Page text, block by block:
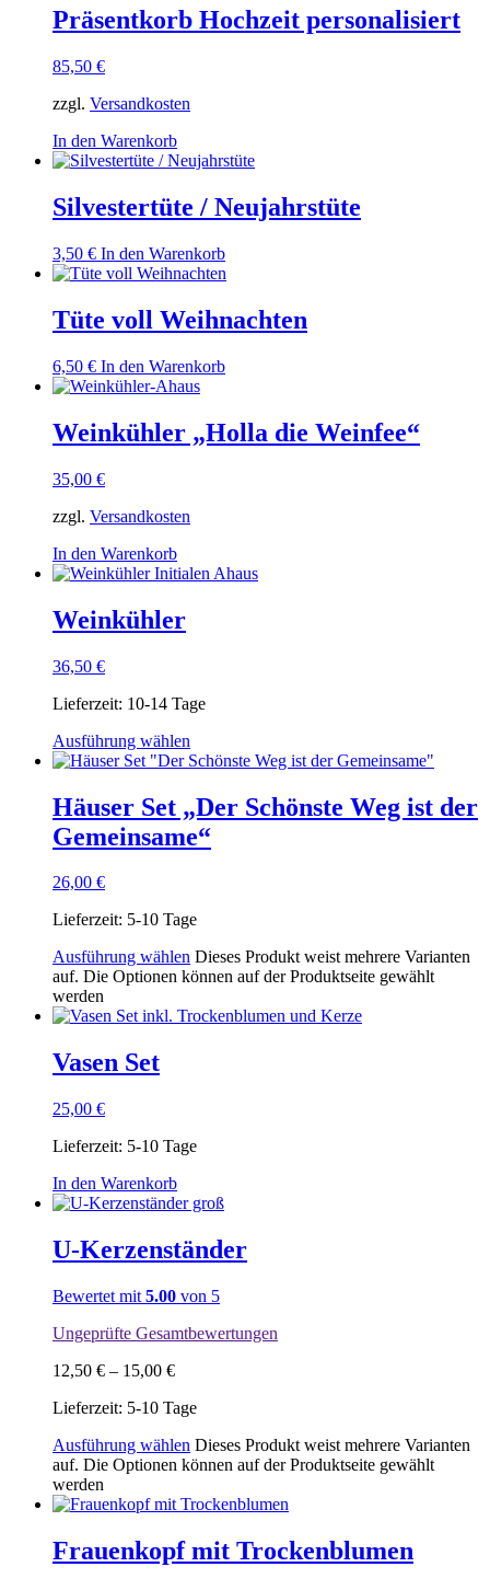
Präsentkorb Hochzeit personalisiert
85,50 €
zzgl. Versandkosten
In den Warenkorb
Silvestertüte / Neujahrstüte
3,50 € In den Warenkorb
Tüte voll Weihnachten
6,50 € In den Warenkorb
Weinkühler „Holla die Weinfee“
35,00 €
zzgl. Versandkosten
In den Warenkorb
Weinkühler
36,50 €
Lieferzeit: 10-14 Tage
Ausführung wählen
Häuser Set „Der Schönste Weg ist der
Gemeinsame“
26,00 €
Lieferzeit: 5-10 Tage
Ausführung wählen Dieses Produkt weist mehrere Varianten
auf. Die Optionen können auf der Produktseite gewählt
werden
Vasen Set
25,00 €
Lieferzeit: 5-10 Tage
In den Warenkorb
U-Kerzenständer
Bewertet mit 5.00 von 5
Ungeprüfte Gesamtbewertungen
12,50 € – 15,00 €
Lieferzeit: 5-10 Tage
Ausführung wählen Dieses Produkt weist mehrere Varianten
auf. Die Optionen können auf der Produktseite gewählt
werden
Frauenkopf mit Trockenblumen